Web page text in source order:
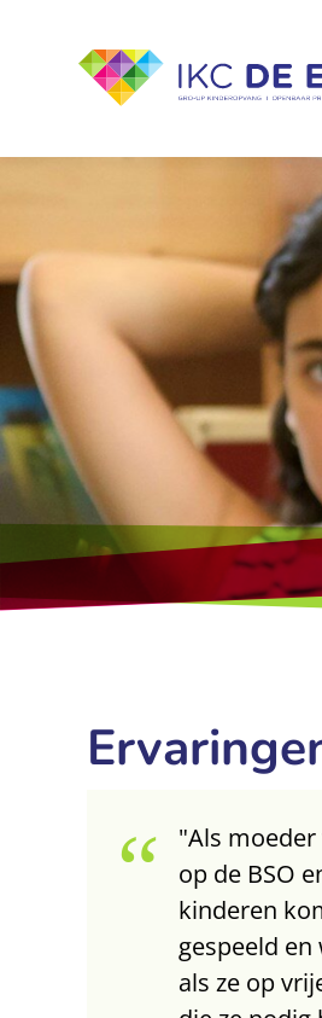
"Als
op de BSO
kinderen
gespeeld
als ze op